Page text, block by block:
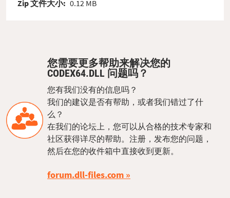
Zip 文件大小: 0.12 MB
您需要更多帮助来解决您的
CODEX64.DLL 问题吗？
您有我们没有的信息吗？
我们的建议是否有帮助，或者我们错过了什
么？
在我们的论坛上，您可以从合格的技术专家和
社区获得详尽的帮助。注册，发布您的问题，
然后在您的收件箱中直接收到更新。
forum.dll-files.com